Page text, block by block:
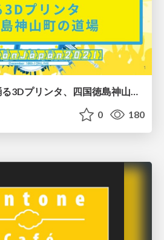
跳ねるドローン、踊る3Dプリンタ、四国徳島神山町の道場
0 180